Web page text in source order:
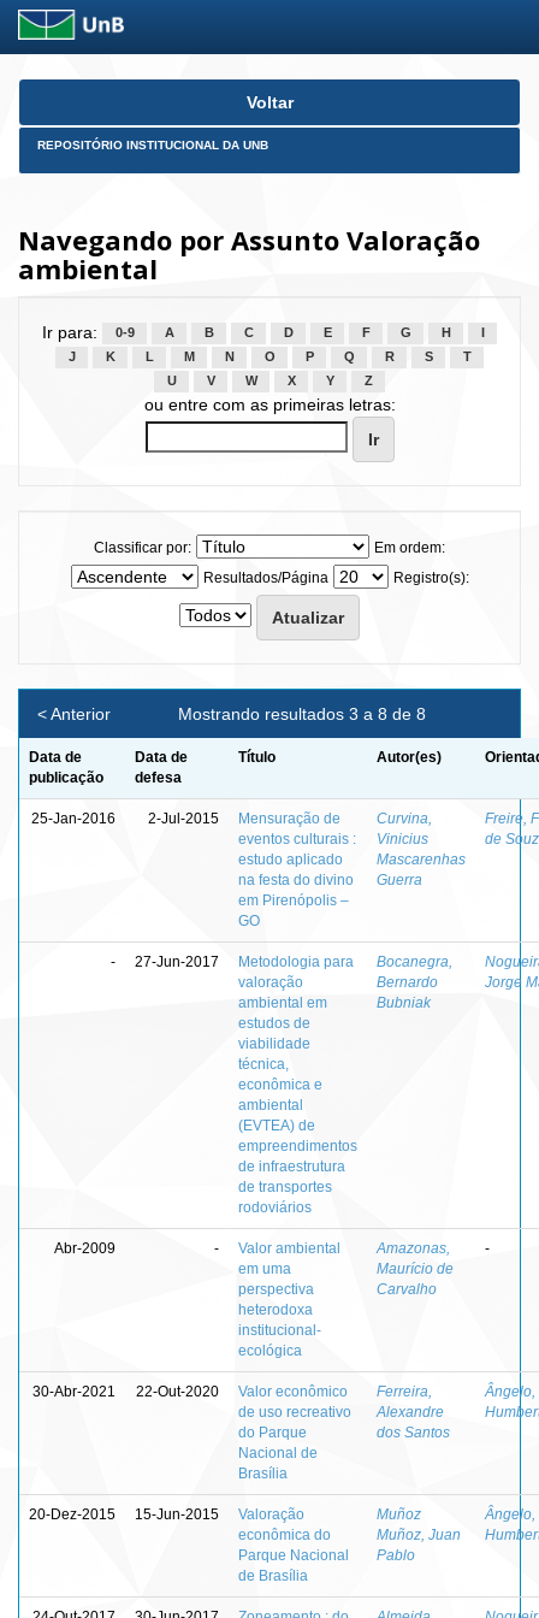
Skip
Voltar
REPOSITÓRIO INSTITUCIONAL DA UNB
Navegando por Assunto Valoração
ambiental
Ir para: 0-9 A B C D E F G H
J
K L M N O P Q R S
T
U
V W X Y Z
ou entre com as primeiras letras:
Classificar por:
Em ordem:
Resultados/Página
Registro(s):
Mostrando resultados 3 a 8 de 8
< Anterior
Data de
publicação
Data de
defesa
Título Autor(es)
25-Jan-2016 2-Jul-2015
Mensuração de
eventos culturais :
estudo aplicado
na festa do divino
em Pirenópolis –
GO
Curvina,
Vinicius
Mascarenhas
Guerra
Freire,
de
- 27-Jun-2017
Metodologia para
valoração
ambiental em
estudos de
viabilidade
técnica,
econômica e
ambiental
(EVTEA) de
empreendimentos
de infraestrutura
de transportes
rodoviários
Bocanegra,
Bernardo
Bubniak
Jorge
Abr-2009 -
Valor ambiental
em uma
perspectiva
heterodoxa
institucional-
ecológica
Amazonas,
Maurício de
Carvalho
-
30-Abr-2021 22-Out-2020
Valor econômico
de uso recreativo
do Parque
Nacional de
Brasília
Ferreira,
Alexandre
dos Santos
Ângelo,
20-Dez-2015 15-Jun-2015
Valoração
econômica do
Parque Nacional
de Brasília
Muñoz
Muñoz, Juan
Pablo
Ângelo,